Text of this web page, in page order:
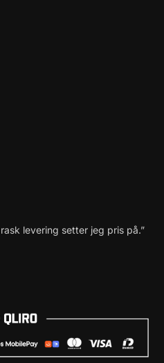
levering setter jeg pris på.”